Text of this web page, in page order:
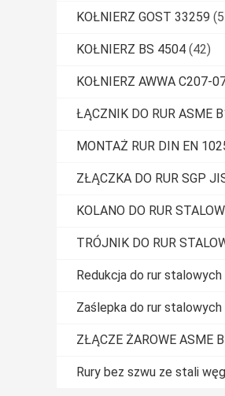
KOŁNIERZ GOST 33259
KOŁNIERZ BS 4504 (42)
KOŁNIERZ AWWA C207-
ŁĄCZNIK DO RUR ASME
MONTAŻ RUR DIN EN
ZŁĄCZKA DO RUR SGP
KOLANO DO RUR
TRÓJNIK DO RUR
Redukcja do rur stalowych
Zaślepka do rur stalowych
ZŁĄCZE ŻAROWE ASME
Rury bez szwu ze stali